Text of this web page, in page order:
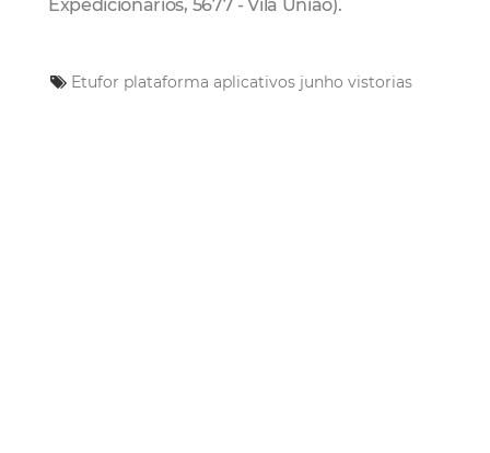
Expedicionários, 5677 - Vila União).
Etufor plataforma aplicativos junho vistorias